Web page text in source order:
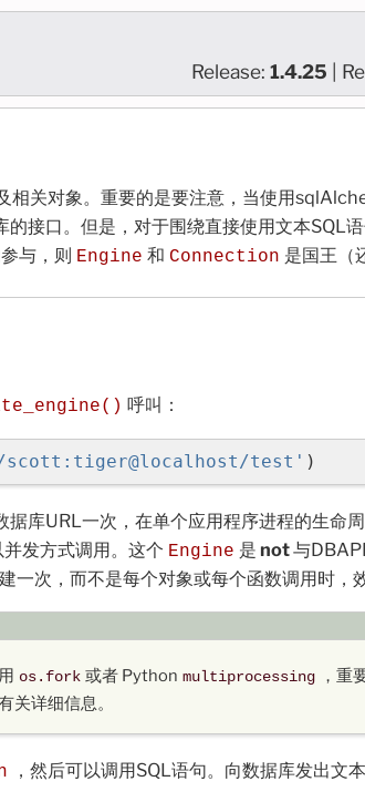
Release: 1.4.25 |
相关对象。重要的是要注意，当使用
的接口。但是，对于围绕直接使用文本SQL
与，则 Engine 和 Connection 是国王（
呼叫：
scott:tiger@localhost/test' )
据库URL一次，在单个应用程序进程的生命
发方式调用。这个 Engine 是 not与
一次，而不是每个对象或每个函数调用时，
os.fork 或者 Python multiprocessing
，重
关详细信息。
，然后可以调用SQL语句。向数据库发出文